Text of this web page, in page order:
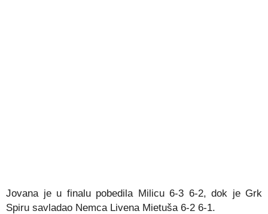
Jovana je u finalu pobedila Milicu 6-3 6-2, dok je Grk
Spiru savladao Nemca Livena Mietuša 6-2 6-1.